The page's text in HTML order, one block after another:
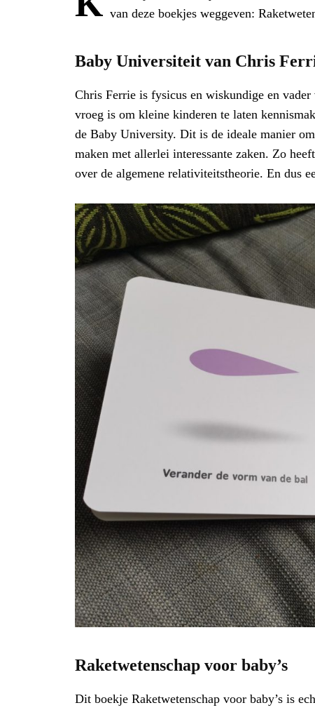
van deze boekjes weggeven:
Baby Universiteit van Chris
Chris Ferrie is fysicus en wiskundige en
vroeg is om kleine kinderen te laten
de Baby University. Dit is de ideale manier
maken met allerlei interessante zaken. Zo
over de algemene relativiteitstheorie. En dus
Raketwetenschap voor baby’s
Dit boekje Raketwetenschap voor baby’s is